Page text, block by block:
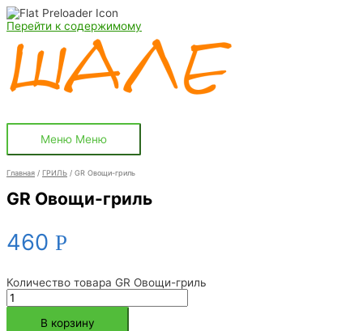
Перейти к содержимому
Меню Меню
Главная / ГРИЛЬ / GR Овощи-гриль
GR Овощи-гриль
460 Р
Количество товара GR Овощи-гриль
В корзину